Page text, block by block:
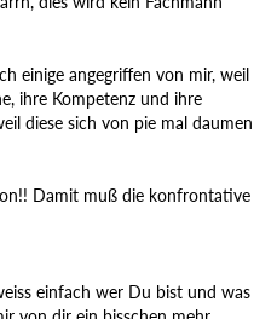
einige angegriffen von mir, weil
ihre Kompetenz und ihre
diese sich von pie mal daumen
Damit muß die konfrontative
einfach wer Du bist und was